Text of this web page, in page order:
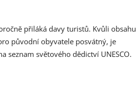
přiláká davy turistů. Kvůli obsahu
původní obyvatele posvátný, je
seznam světového dědictví UNESCO.